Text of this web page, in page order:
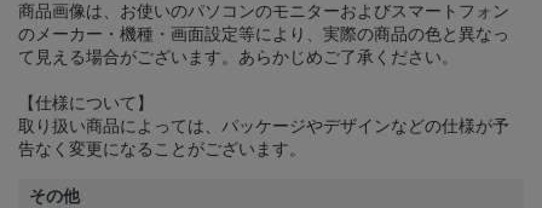
商品画像は、お使いのパソコンのモニターおよびスマートフォン
のメーカー・機種・画面設定等により、実際の商品の色と異なっ
て見える場合がございます。あらかじめご了承ください。
【仕様について】
取り扱い商品によっては、パッケージやデザインなどの仕様が予
告なく変更になることがございます。
その他